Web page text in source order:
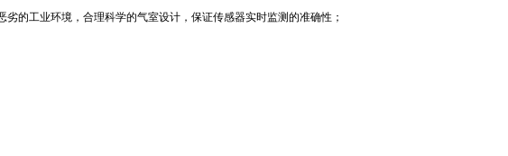
的工业环境，合理科学的气室设计，保证传感器实时监测的准确性；